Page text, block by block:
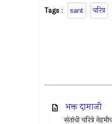
Tags : sant चरित्र
भक्त दामाजी
संतांची चरित्रे